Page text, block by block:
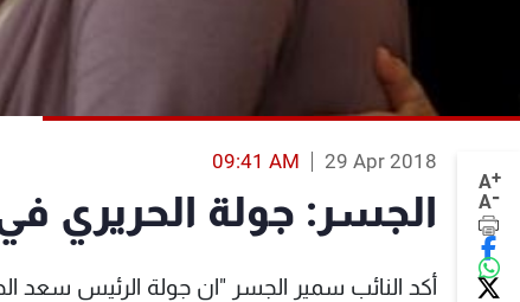
A+
A-
29 Apr 2018
09:41 AM
الجسر: جولة الحريري
أكد النائب سمير الجسر "ان جولة الرئيس سعد